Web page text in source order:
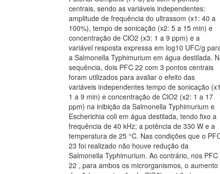
centrais, sendo as variáveis independentes:
amplitude de frequência do ultrassom (x1: 40 a
100%), tempo de sonicação (x2: 5 a 15 min) e
concentração de ClO2 (x3: 1 a 9 ppm) e a
variável resposta expressa em log10 UFC/g
a Salmonella Typhimurium em água destilada.
sequência, dois PFC 22 com 3 pontos centrais
foram utilizados para avaliar o efeito das
variáveis independentes tempo de sonicação
1 a 9 min) e concentração de ClO2 (x2: 1 a 17
ppm) na inibição da Salmonella Typhimurium e
Escherichia coli em água destilada, tendo fixo a
frequência de 40 kHz; a potência de 330 W e a
temperatura de 25 °C. Nas condições que o
23 foi realizado não houve redução da
Salmonella Typhimurium. Ao contrário, nos PFC
22 , para ambos os microrganismos, o aumento